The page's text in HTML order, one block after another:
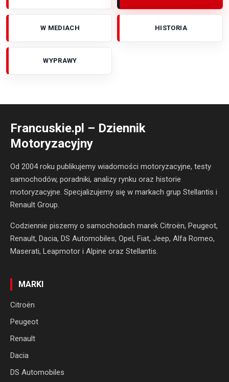
W MEDIACH HISTORIA
WYPRAWY
Francuskie.pl – Dziennik
Motoryzacyjny
Od 2004 roku publikujemy wiadomości motoryzacyjne, testy
samochodów, poradniki, analizy rynku oraz historie
motoryzacyjne. Specjalizujemy się w markach grup Stellantis i
Renault Group.
Codziennie piszemy o samochodach marek Citroën, Peugeot,
Renault, Dacia, DS Automobiles, Opel, Fiat, Jeep, Alfa Romeo,
Maserati, Leapmotor i Alpine oraz Stellantis.
MARKI
Citroën
Peugeot
Renault
Dacia
DS Automobiles